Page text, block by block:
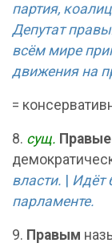
партия,
Депутат
всём мире
движения на
=
8. сущ. Правые
власти.
Идёт
парламенте.
9. Правым